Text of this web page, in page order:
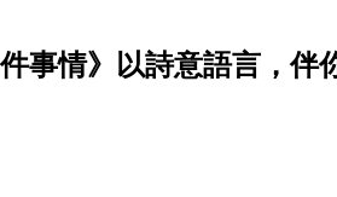
事情》以詩意語言，伴